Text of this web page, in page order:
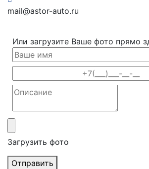
mail@astor-auto.ru
Или загрузите Ваше фото прямо
Загрузить фото
Отправить